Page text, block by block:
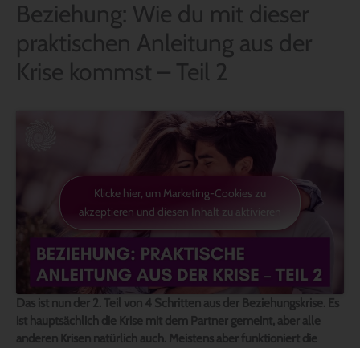
Beziehung: Wie du mit dieser
praktischen Anleitung aus der
Krise kommst – Teil 2
Klicke hier, um Marketing-Cookies zu
akzeptieren und diesen Inhalt zu aktivieren
Das ist nun der 2. Teil von 4 Schritten aus der Beziehungskrise. Es
ist hauptsächlich die Krise mit dem Partner gemeint, aber alle
anderen Krisen natürlich auch. Meistens aber funktioniert die